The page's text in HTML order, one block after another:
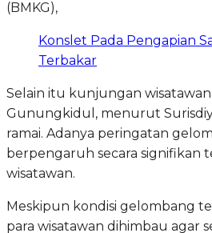
(BMKG),
Konslet Pada Pengapian
Terbakar
Selain itu kunjungan
Gunungkidul, menurut
ramai. Adanya peringatan
berpengaruh secara signifikan
wisatawan.
Meskipun kondisi gelombang
para wisatawan dihimbau agar